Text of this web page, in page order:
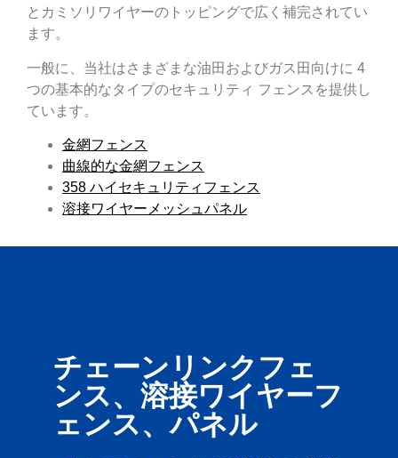
とカミソリワイヤーのトッピングで広く補完されてい
ます。
一般に、当社はさまざまな油田およびガス田向けに 4
つの基本的なタイプのセキュリティ フェンスを提供し
ています。
金網フェンス
曲線的な金網フェンス
358 ハイセキュリティフェンス
溶接ワイヤーメッシュパネル
チェーンリンクフェ
ンス、溶接ワイヤーフ
ェンス、パネル